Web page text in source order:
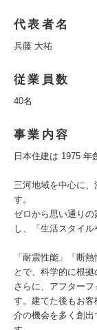
代表者名
兵藤 大祐
従業員数
40名
事業内容
日本住建は 1975 年
三河地域を中心に
す。
ゼロから思い通り
し、「生活スタイル
「耐震性能」「断
とで、科学的に根拠
さらに、アフター
す。建てた後もお
介の機会を多く創